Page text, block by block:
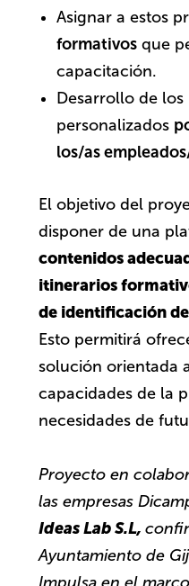
Asignar a estos
formativosque
capacitación.
Desarrollo de
personalizados
los/as
El objetivo del
disponer de una
contenidos
itinerarios
de identificación
Esto permitirá
solución orientada
capacidades de la
necesidades de
Proyecto en
las empresas
Ideas Lab S.L,
Ayuntamiento de
Impulsa en el